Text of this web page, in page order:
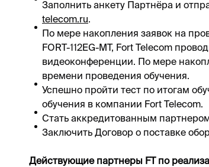
Заполнить анкету Партнёра и
telecom.ru.
По мере накопления заявок на
FORT-112EG-MT, Fort Telecom
видеоконференции. По мере
времени проведения обучения.
Успешно пройти тест по итогам
обучения в компании Fort Telecom.
Стать аккредитованным
Заключить Договор о поставке
Действующие партнеры FT по